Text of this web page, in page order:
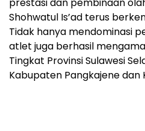
Shohwatul Is’ad terus
Tidak hanya mendominasi
atlet juga berhasil
Tingkat Provinsi Sulawesi
Kabupaten Pangkajene dan